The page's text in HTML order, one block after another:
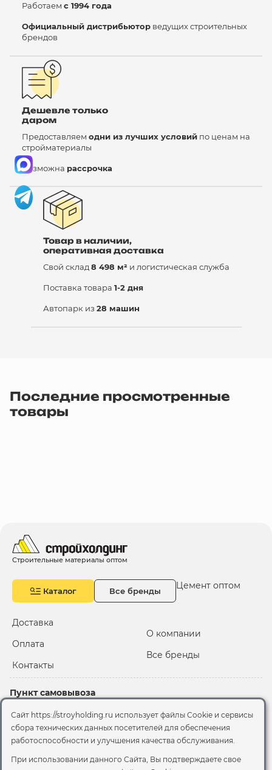
Работаем с 1994 года
Официальный дистрибьютор ведущих строительных
брендов
Дешевле только
даром
Предоставляем одни из лучших условий по ценам на
стройматериалы
Возможна рассрочка
Товар в наличии,
оперативная доставка
Свой склад8 498 м² и логистическая служба
Поставка товара 1-2 дня
Автопарк из 28 машин
Последние просмотренные
товары
Строительные материалы оптом
Каталог Все бренды Цемент оптом
Доставка
Оплата
Контакты
О компании
Все бренды
Пункт самовывоза
2-й Иртышский проезд,
территория 2А стр.3
Офис
Сайт https://stroyholding.ru использует файлы Cookie и сервисы
сбора технических данных посетителей для обеспечения
работоспособности и улучшения качества обслуживания.
При использовании данного Сайта, Вы подтверждаете свое